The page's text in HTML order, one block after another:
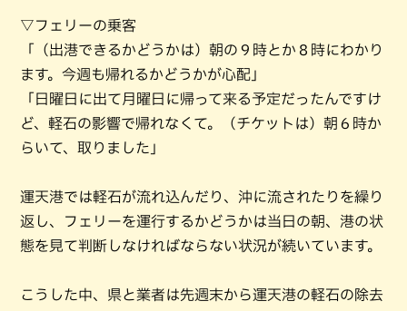
▽フェリーの乗客
「（出港できるかどうかは）朝の９時とか８時にわかり
ます。今週も帰れるかどうかが心配」
「日曜日に出て月曜日に帰って来る予定だったんですけ
ど、軽石の影響で帰れなくて。（チケットは）朝６時か
らいて、取りました」
運天港では軽石が流れ込んだり、沖に流されたりを繰り
返し、フェリーを運行するかどうかは当日の朝、港の状
態を見て判断しなければならない状況が続いています。
こうした中、県と業者は先週末から運天港の軽石の除去